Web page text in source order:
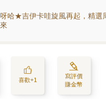
呀哈★吉伊卡哇旋風再起，精選
來
喜歡+1
寫評價
賺金幣